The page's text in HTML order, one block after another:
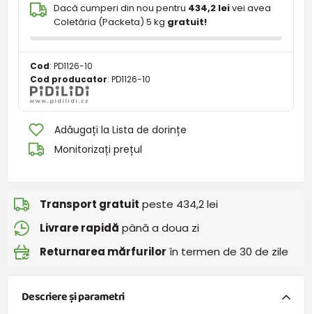
Dacă cumperi din nou pentru 434,2 leivei avea
Coletăria (Packeta) 5 kg gratuit!
Cod: PD1126-10
Cod producator: PD1126-10
Adăugați la Lista de dorințe
Monitorizați prețul
Transport gratuit peste 434,2 lei
Livrare rapidă până a doua zi
Returnarea mărfurilor în termen de 30 de zile
Descriere și parametri